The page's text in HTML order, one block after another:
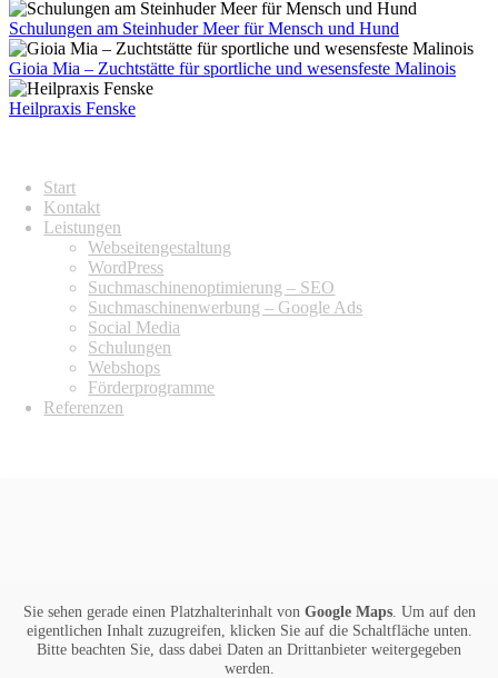
Schulungen am Steinhuder Meer für Mensch und Hund
Gioia Mia – Zuchtstätte für sportliche und wesensfeste Malinois
Heilpraxis Fenske
Start
Kontakt
Leistungen
Webseitengestaltung
WordPress
Suchmaschinenoptimierung – SEO
Suchmaschinenwerbung – Google Ads
Social Media
Schulungen
Webshops
Förderprogramme
Referenzen
Sie sehen gerade einen Platzhalterinhalt von Google Maps. Um auf den
eigentlichen Inhalt zuzugreifen, klicken Sie auf die Schaltfläche unten.
Bitte beachten Sie, dass dabei Daten an Drittanbieter weitergegeben
werden.